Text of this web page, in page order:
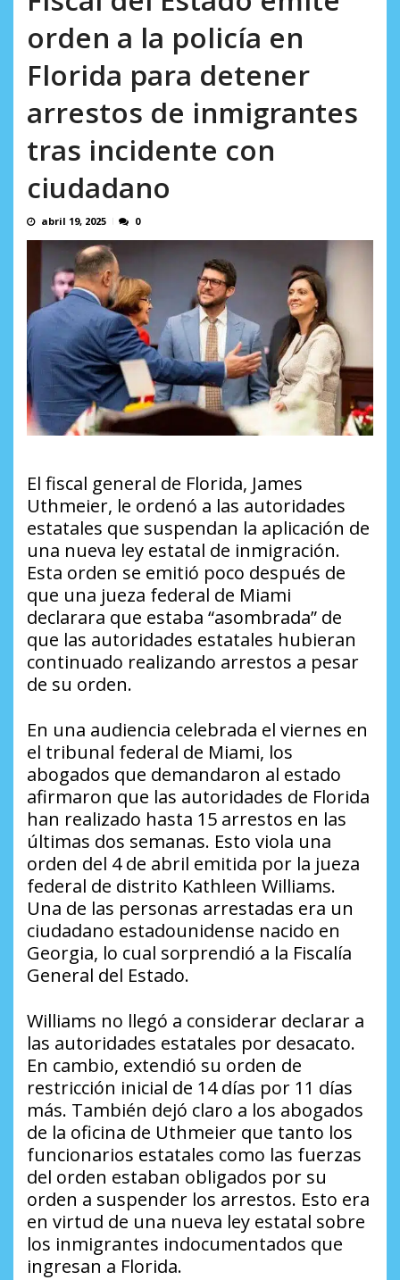
orden a la policía en
Florida para detener
arrestos de inmigrantes
tras incidente con
ciudadano
abril 19, 2025 0
El fiscal general de Florida, James
Uthmeier, le ordenó a las autoridades
estatales que suspendan la aplicación de
una nueva ley estatal de inmigración.
Esta orden se emitió poco después de
que una jueza federal de Miami
declarara que estaba “asombrada” de
que las autoridades estatales hubieran
continuado realizando arrestos a pesar
de su orden.
En una audiencia celebrada el viernes en
el tribunal federal de Miami, los
abogados que demandaron al estado
afirmaron que las autoridades de Florida
han realizado hasta 15 arrestos en las
últimas dos semanas. Esto viola una
orden del 4 de abril emitida por la jueza
federal de distrito Kathleen Williams.
Una de las personas arrestadas era un
ciudadano estadounidense nacido en
Georgia, lo cual sorprendió a la Fiscalía
General del Estado.
Williams no llegó a considerar declarar a
las autoridades estatales por desacato.
En cambio, extendió su orden de
restricción inicial de 14 días por 11 días
más. También dejó claro a los abogados
de la oficina de Uthmeier que tanto los
funcionarios estatales como las fuerzas
del orden estaban obligados por su
orden a suspender los arrestos. Esto era
en virtud de una nueva ley estatal sobre
los inmigrantes indocumentados que
ingresan a Florida.